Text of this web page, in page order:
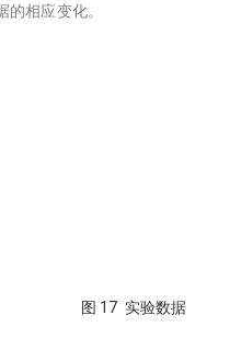
的相应变化。
图 17 实验数据